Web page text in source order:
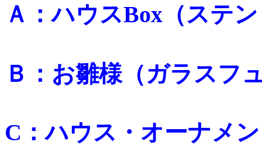
Ａ：ハウスBox（ステ
Ｂ：お雛様（ガラスフ
C：ハウス・オーナメ